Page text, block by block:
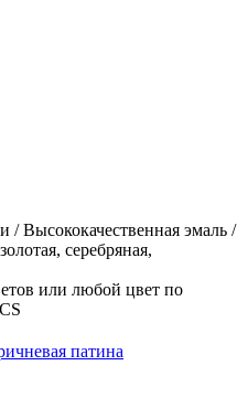
Высококачественная эмаль /
серебряная,
или любой цвет по
патина